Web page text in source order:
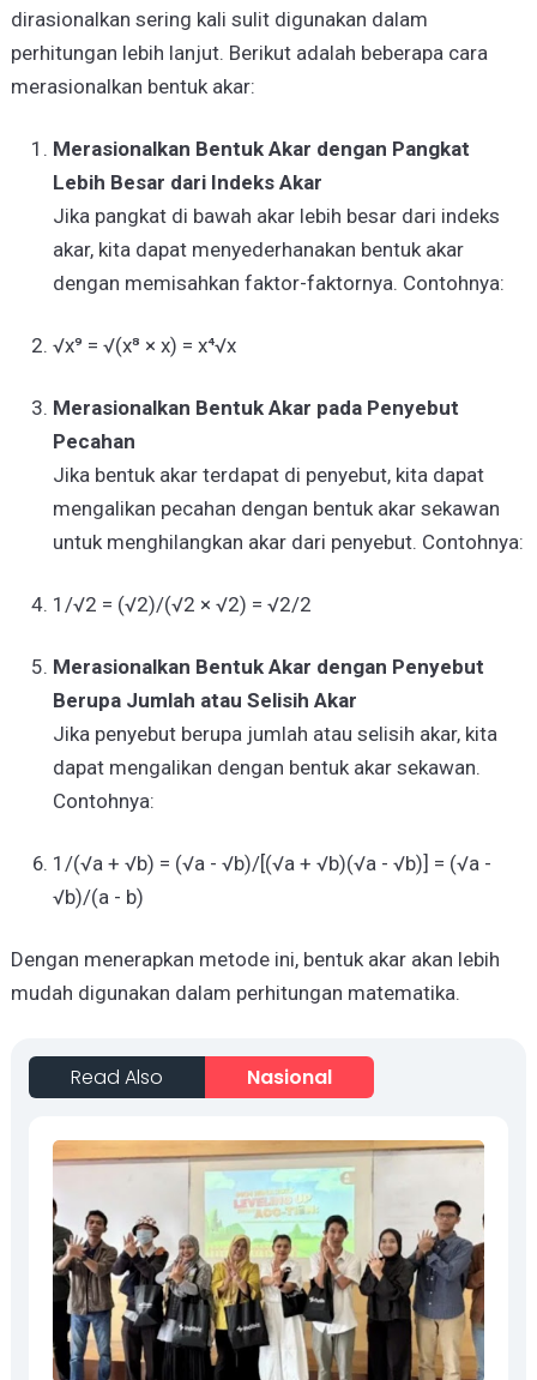
dirasionalkan sering kali sulit digunakan dalam
perhitungan lebih lanjut. Berikut adalah beberapa cara
merasionalkan bentuk akar:
Merasionalkan Bentuk Akar dengan Pangkat
Lebih Besar dari Indeks Akar
Jika pangkat di bawah akar lebih besar dari indeks
akar, kita dapat menyederhanakan bentuk akar
dengan memisahkan faktor-faktornya. Contohnya:
√x⁹ = √(x⁸ × x) = x⁴√x
Merasionalkan Bentuk Akar pada Penyebut
Pecahan
Jika bentuk akar terdapat di penyebut, kita dapat
mengalikan pecahan dengan bentuk akar sekawan
untuk menghilangkan akar dari penyebut. Contohnya:
1/√2 = (√2)/(√2 × √2) = √2/2
Merasionalkan Bentuk Akar dengan Penyebut
Berupa Jumlah atau Selisih Akar
Jika penyebut berupa jumlah atau selisih akar, kita
dapat mengalikan dengan bentuk akar sekawan.
Contohnya:
1/(√a + √b) = (√a - √b)/[(√a + √b)(√a - √b)] = (√a -
√b)/(a - b)
Dengan menerapkan metode ini, bentuk akar akan lebih
mudah digunakan dalam perhitungan matematika.
Read Also Nasional